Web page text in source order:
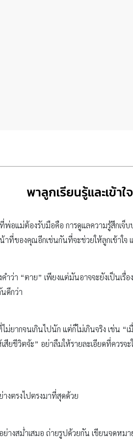
พาลูกเรียนรู้และเข้าใ
อแม่ต้องรับมือคือ การดูแลความรู้สึกเจ็
าที่ของคุณอีกเช่นกันที่จะช่วยให้ลูกเข้าใจ
ำว่า “ตาย” เพียงแต่มันอาจจะยังเป็นเ
นดีกว่า
ยากจนเกินไปนัก แต่ก็ไม่เกินจริง เช่น “
เสียชีวิตจ้ะ” อย่าลืมให้รายละเอียดที่คว
งตรงไปตรงมาที่สุดด้วย
งสม่ำเสมอ ถ่ายรูปด้วยกัน เขียนจดหม